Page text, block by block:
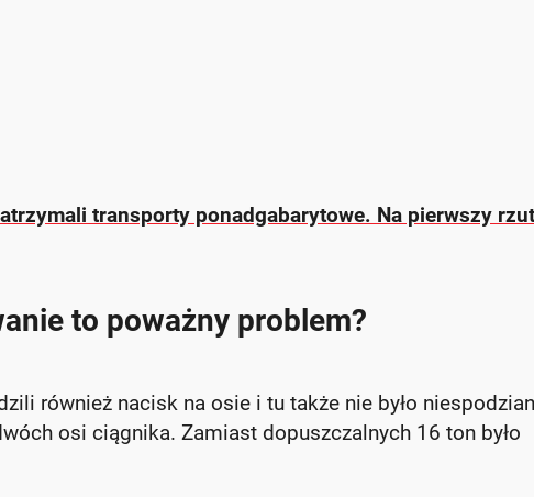
transporty ponadgabarytowe. Na pierwszy rzut
to poważny problem?
również nacisk na osie i tu także nie było
osi ciągnika. Zamiast dopuszczalnych 16 ton było